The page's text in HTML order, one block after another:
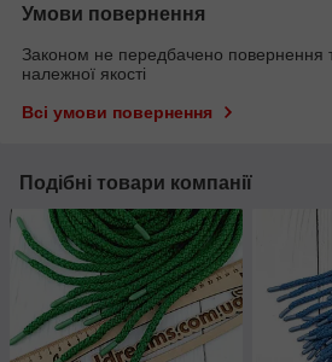
Умови повернення
Законом не передбачено повернення
належної якості
Всі умови повернення
Подібні товари компанії